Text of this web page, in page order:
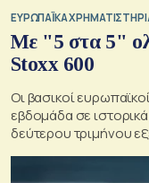
ΕΥΡΩΠΑΪΚΑ
Με "5 στα 5"
Stoxx 600
Οι βασικοί
εβδομάδα σε
δεύτερου τριμήνου